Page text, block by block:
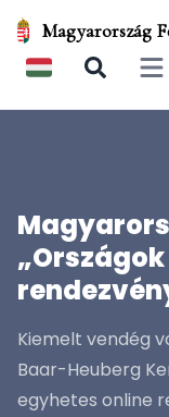
Magyarország
Kiemelt vendég
Baar-Heuberg
egyhetes online